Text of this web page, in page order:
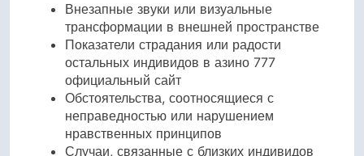
Внезапные звуки или визуальные
трансформации в внешней пространстве
Показатели страдания или радости
остальных индивидов в азино 777
официальный сайт
Обстоятельства, соотносящиеся с
неправедностью или нарушением
нравственных принципов
Случаи, связанные с близких индивидов